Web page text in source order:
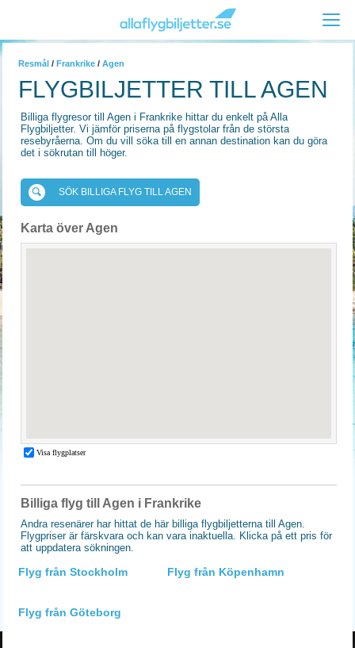
Resmål / Frankrike / Agen
FLYGBILJETTER TILL AGEN
Billiga flygresor till Agen i Frankrike hittar du enkelt på Alla
Flygbiljetter. Vi jämför priserna på flygstolar från de största
resebyråerna. Om du vill söka till en annan destination kan du göra
det i sökrutan till höger.
SÖK BILLIGA FLYG TILL AGEN
Karta över Agen
Billiga flyg till Agen i Frankrike
Andra resenärer har hittat de här billiga flygbiljetterna till Agen.
Flygpriser är färskvara och kan vara inaktuella. Klicka på ett pris för
att uppdatera sökningen.
Flyg från Stockholm Flyg från Köpenhamn
Flyg från Göteborg